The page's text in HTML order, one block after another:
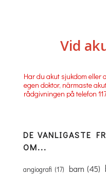
Vid
Har du akut sjukdom eller
egen doktor, närmaste
rådgivningen på telefon
DE VANLIGASTE
OM...
angiografi (17) barn (45)